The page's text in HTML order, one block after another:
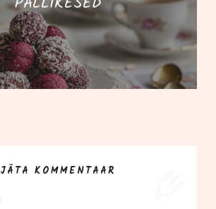
JÄTA KOMMENTAAR